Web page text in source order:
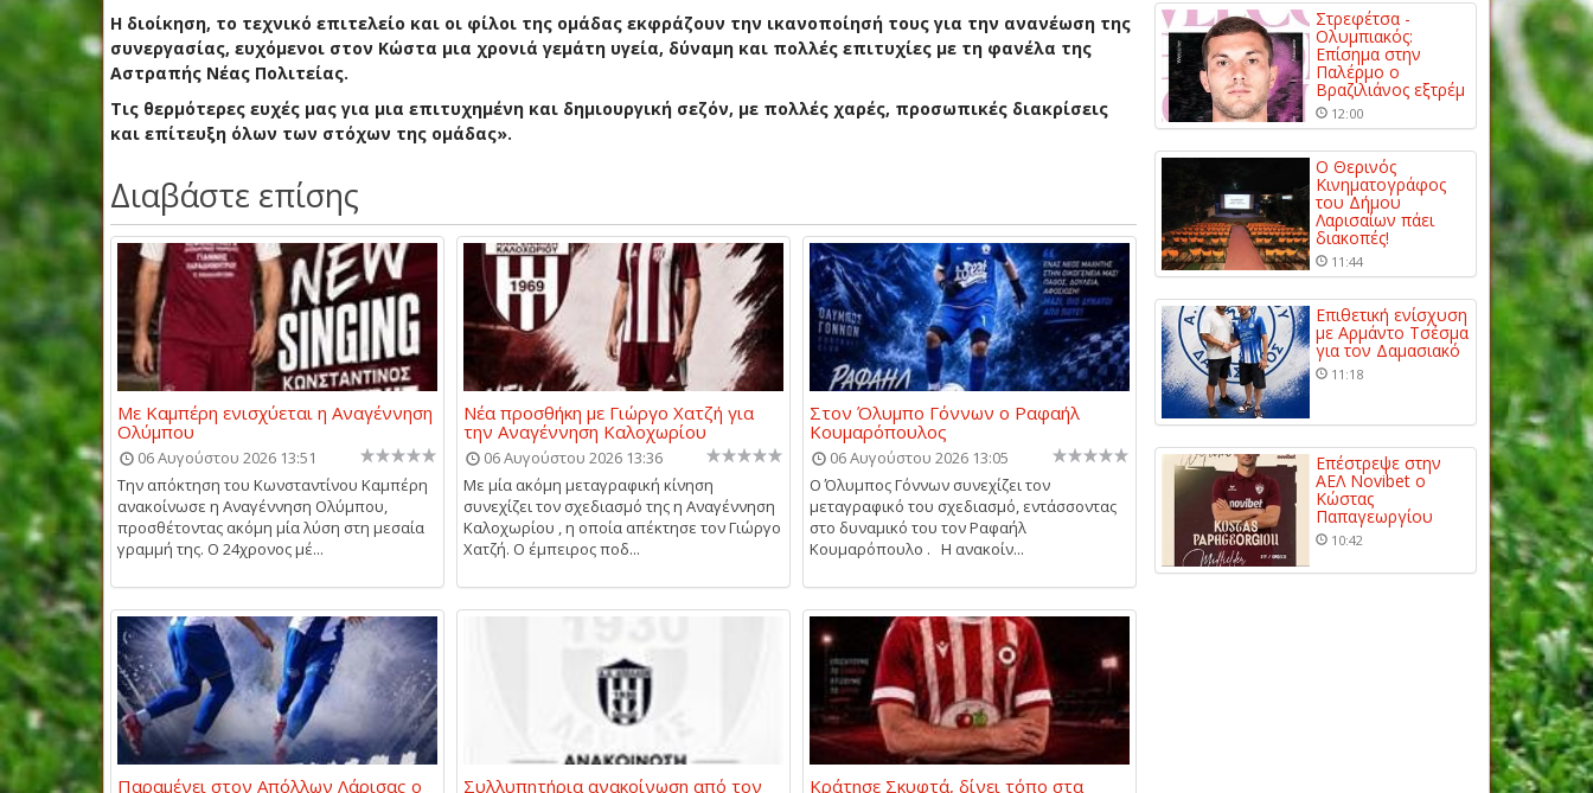
Η διοίκηση, το τεχνικό επιτελείο και οι φίλοι της ομάδας εκφράζουν την ικανοποίησή τους για την ανανέωση της
συνεργασίας, ευχόμενοι στον Κώστα μια χρονιά γεμάτη υγεία, δύναμη και πολλές επιτυχίες με τη φανέλα της
Αστραπής Νέας Πολιτείας.
Τις θερμότερες ευχές μας για μια επιτυχημένη και δημιουργική σεζόν, με πολλές χαρές, προσωπικές διακρίσεις
και επίτευξη όλων των στόχων της ομάδας».
Διαβάστε επίσης
Με Καμπέρη ενισχύεται η Αναγέννηση
Ολύμπου
06 Αυγούστου 2026 13:51
Την απόκτηση του Κωνσταντίνου Καμπέρη
ανακοίνωσε η Αναγέννηση Ολύμπου,
προσθέτοντας ακόμη μία λύση στη μεσαία
γραμμή της. Ο 24χρονος μέ...
Νέα προσθήκη με Γιώργο Χατζή για
την Αναγέννηση Καλοχωρίου
06 Αυγούστου 2026 13:36
Με μία ακόμη μεταγραφική κίνηση
συνεχίζει τον σχεδιασμό της η Αναγέννηση
Καλοχωρίου , η οποία απέκτησε τον Γιώργο
Χατζή. Ο έμπειρος ποδ...
Στον Όλυμπο Γόννων ο Ραφαήλ
Κουμαρόπουλος
06 Αυγούστου 2026 13:05
Ο Όλυμπος Γόννων συνεχίζει τον
μεταγραφικό του σχεδιασμό, εντάσσοντας
στο δυναμικό του τον Ραφαήλ
Κουμαρόπουλο . Η ανακοίν...
Παραμένει στον Απόλλων Λάρισας ο
Συλλυπητήρια ανακοίνωση από τον
Κράτησε Σκυφτά, δίνει τόπο στα
Στρεφέτσα -
Ολυμπιακός:
Επίσημα στην
Παλέρμο ο
Βραζιλιάνος εξτρέμ
12:00
Ο Θερινός
Κινηματογράφος
του Δήμου
Λαρισαίων πάει
διακοπές!
11:44
Επιθετική ενίσχυση
με Αρμάντο Τσέσμα
για τον Δαμασιακό
11:18
Επέστρεψε στην
ΑΕΛ Novibet ο
Κώστας
Παπαγεωργίου
10:42